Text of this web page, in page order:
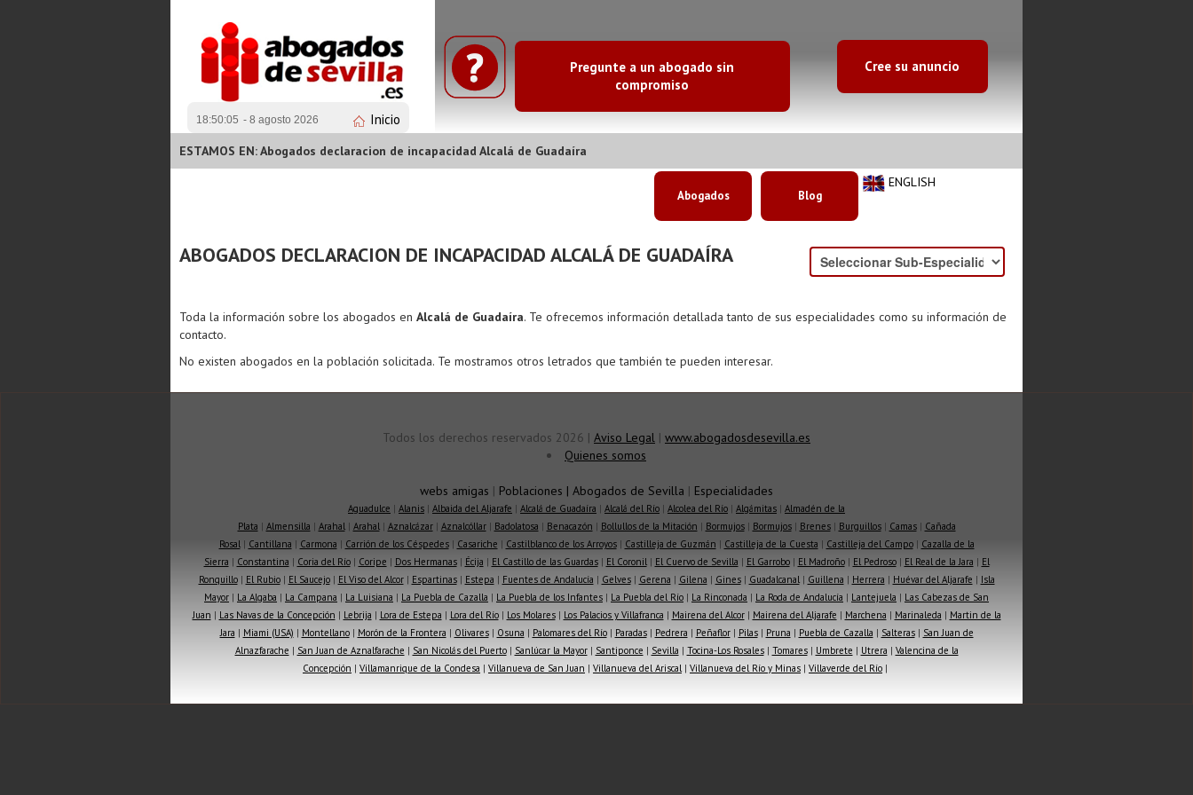
18:50:05 - 8 agosto 2026 Inicio
Pregunte a un abogado sin
compromiso
Cree su anuncio
ESTAMOS EN: Abogados declaracion de incapacidad Alcalá de Guadaíra
ENGLISH
Abogados Blog
ABOGADOS DECLARACION DE INCAPACIDAD ALCALÁ DE GUADAÍRA
Toda la información sobre los abogados en Alcalá de Guadaíra. Te ofrecemos información detallada tanto de sus especialidades como su información de
contacto.
No existen abogados en la población solicitada. Te mostramos otros letrados que también te pueden interesar.
Todos los derechos reservados 2026 | Aviso Legal | www.abogadosdesevilla.es
Quienes somos
webs amigas | Poblaciones | Abogados de Sevilla | Especialidades
Aguadulce | Alanis | Albaida del Aljarafe | Alcalá de Guadaíra | Alcalá del Río | Alcolea del Río | Algámitas | Almadén de la
Plata | Almensilla | Arahal| Arahal| Aznalcázar| Aznalcóllar| Badolatosa | Benacazón | Bollullos de la Mitación | Bormujos| Bormujos| Brenes| Burguillos| Camas| Cañada
Rosal| Cantillana | Carmona | Carrión de los Céspedes| Casariche | Castilblanco de los Arroyos| Castilleja de Guzmán | Castilleja de la Cuesta | Castilleja del Campo| Cazalla de la
Sierra | Constantina | Coria del Río| Coripe | Dos Hermanas| Écija | El Castillo de las Guardas| El Coronil| El Cuervo de Sevilla | El Garrobo| El Madroño| El Pedroso| El Real de la Jara | El
Ronquillo| El Rubio| El Saucejo| El Viso del Alcor| Espartinas| Estepa | Fuentes de Andalucía | Gelves| Gerena | Gilena | Gines| Guadalcanal| Guillena | Herrera | Huévar del Aljarafe | Isla
Mayor | La Algaba | La Campana | La Luisiana | La Puebla de Cazalla | La Puebla de los Infantes | La Puebla del Río | La Rinconada | La Roda de Andalucía | Lantejuela | Las Cabezas de San
Juan | Las Navas de la Concepción | Lebrija | Lora de Estepa | Lora del Río| Los Molares| Los Palacios y Villafranca | Mairena del Alcor| Mairena del Aljarafe | Marchena | Marinaleda | Martin de la
Jara | Miami (USA) | Montellano| Morón de la Frontera | Olivares| Osuna | Palomares del Río| Paradas| Pedrera | Peñaflor| Pilas| Pruna | Puebla de Cazalla | Salteras| San Juan de
Alnazfarache | San Juan de Aznalfarache | San Nicolás del Puerto| Sanlúcar la Mayor| Santiponce | Sevilla | Tocina-Los Rosales| Tomares| Umbrete | Utrera | Valencina de la
Concepción | Villamanrique de la Condesa | Villanueva de San Juan | Villanueva del Ariscal| Villanueva del Río y Minas | Villaverde del Río |